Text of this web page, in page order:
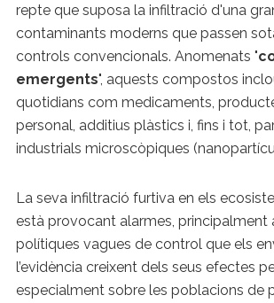
repte que suposa la infiltració d'una
contaminants moderns que passen
controls convencionals. Anomenats "
emergents", aquests compostos
quotidians com medicaments,
personal, additius plàstics i, fins i tot,
industrials microscòpiques
La seva infiltració furtiva en els
està provocant alarmes, principalment
polítiques vagues de control que els
l’evidència creixent dels seus efectes
especialment sobre les poblacions de